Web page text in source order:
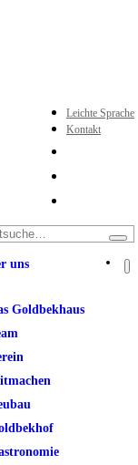
Leichte Sprache
Kontakt
uns
Goldbekhaus